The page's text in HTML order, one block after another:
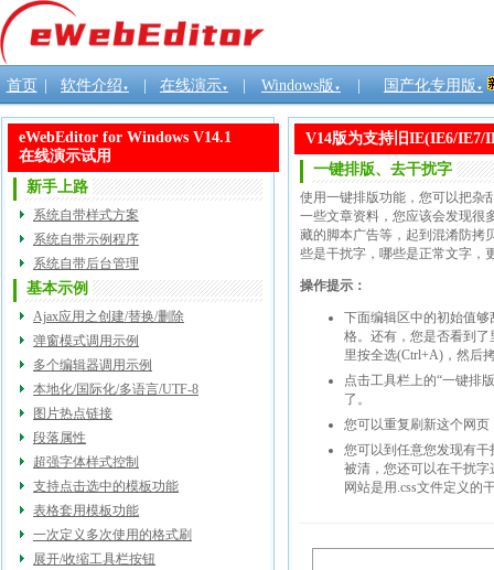
首页 软件介绍 ▼ 在线演示▼ Windows版 ▼ 国产化专用版 ▼
eWebEditor for Windows V14.1
在线演示试用
新手上路
系统自带样式方案
系统自带示例程序
系统自带后台管理
基本示例
Ajax应用之创建/替换/删除
弹窗模式调用示例
多个编辑器调用示例
本地化/国际化/多语言/UTF-8
图片热点链接
段落属性
超强字体样式控制
支持点击选中的模板功能
表格套用模板功能
一次定义多次使用的格式刷
展开/收缩工具栏按钮
V14版为支持旧IE(IE6/IE7/
一键排版、去干扰字
使用一键排版功能，您可以把杂
一些文章资料，您应该会发现很
藏的脚本广告等，起到混淆防拷
些是干扰字，哪些是正常文字，
操作提示：
下面编辑区中的初始值
格。还有，您是否看到
里按全选(Ctrl+A)，然后
点击工具栏上的“一键排
了。
您可以重复刷新这个网
您可以到任意您发现有
被清，您还可以在干扰
网站是用.css文件定义的